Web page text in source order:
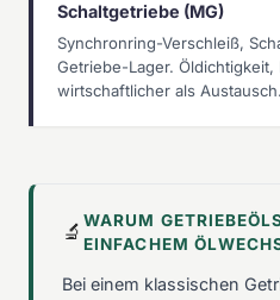
Schaltgetriebe (MG)
Synchronring-Verschleiß,
Getriebe-Lager.
wirtschaftlicher als Austausch.
🔬 WARUM
EINFACHEM
Bei einem klassischen